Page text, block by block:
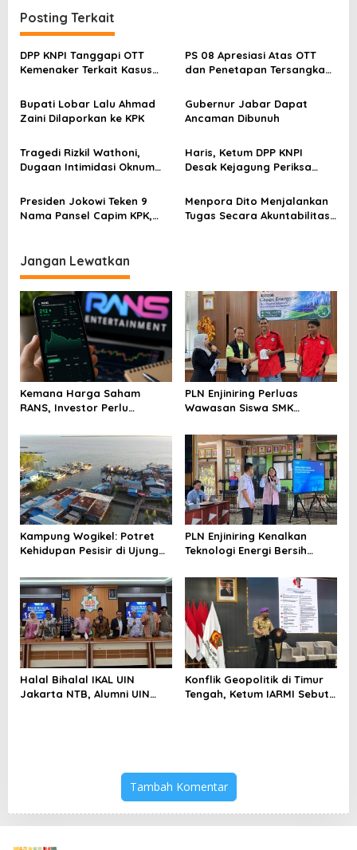
g
a
s
i
p
o
s
Posting Terkait
DPP KNPI Tanggapi OTT
Kemenaker Terkait Kasus
PS 08 Apresiasi Atas OTT
dan Penetapan Tersangka
Ebenezer
Bupati Lobar Lalu Ahmad
Zaini Dilaporkan ke KPK
Gubernur Jabar Dapat
Ancaman Dibunuh
Tragedi Rizkil Wathoni,
Dugaan Intimidasi Oknum
Haris, Ketum DPP KNPI
Desak Kejagung Periksa
Terkait Dugaan Korupsi
Presiden Jokowi Teken 9
Nama Pansel Capim KPK,
Menpora Dito Menjalankan
Tugas Secara Akuntabilitas
Jangan Lewatkan
Kemana Harga Saham
RANS, Investor Perlu
Menghindari Spekulasi
Berlebihan
PLN Enjiniring Perluas
Wawasan Siswa SMK
Perubahan Iklim
Kampung Wogikel: Potret
Kehidupan Pesisir di Ujung
Bertahan di Tengah
Keterbatasan
PLN Enjiniring Kenalkan
Teknologi Energi Bersih
Halal Bihalal IKAL UIN
Jakarta NTB, Alumni UIN
Konflik Geopolitik di Timur
Tengah, Ketum IARMI Sebut
Tambah Komentar